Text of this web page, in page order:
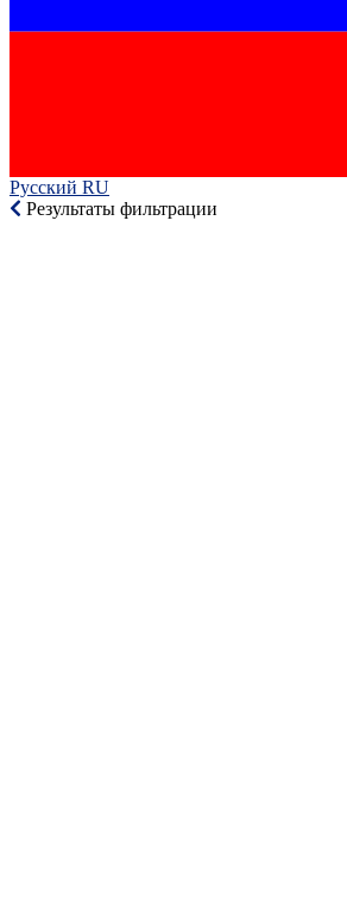
Русский RU‎
Результаты фильтрации